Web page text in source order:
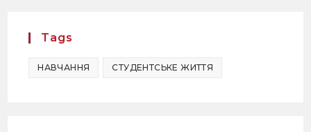
Tags
НАВЧАННЯ СТУДЕНТСЬКЕ ЖИТТЯ